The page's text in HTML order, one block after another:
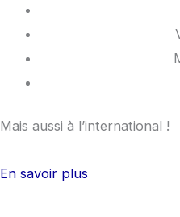
Mais aussi à l’international !
En savoir plus